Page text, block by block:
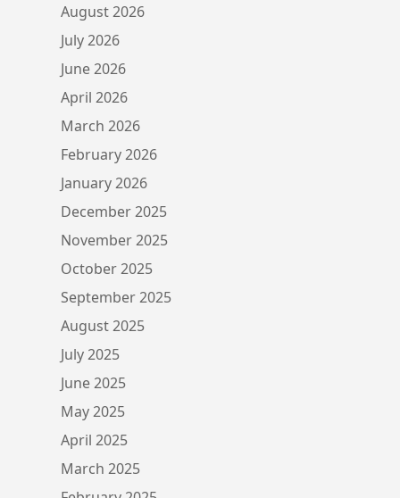
August 2026
July 2026
June 2026
April 2026
March 2026
February 2026
January 2026
December 2025
November 2025
October 2025
September 2025
August 2025
July 2025
June 2025
May 2025
April 2025
March 2025